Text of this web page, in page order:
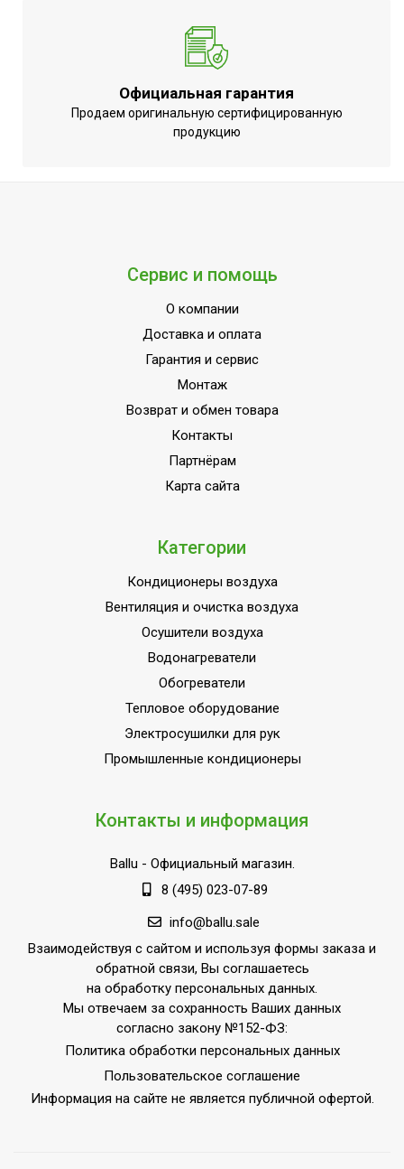
Официальная гарантия
Продаем оригинальную сертифицированную
продукцию
Сервис и помощь
О компании
Доставка и оплата
Гарантия и сервис
Монтаж
Возврат и обмен товара
Контакты
Партнёрам
Карта сайта
Категории
Кондиционеры воздуха
Вентиляция и очистка воздуха
Осушители воздуха
Водонагреватели
Обогреватели
Тепловое оборудование
Электросушилки для рук
Промышленные кондиционеры
Контакты и информация
Ballu - Официальный магазин.
8 (495) 023-07-89
info@ballu.sale
Взаимодействуя с сайтом и используя формы заказа и
обратной связи, Вы соглашаетесь
на обработку персональных данных.
Мы отвечаем за сохранность Ваших данных
согласно закону №152-ФЗ:
Политика обработки персональных данных
Пользовательское соглашение
Информация на сайте не является публичной офертой.